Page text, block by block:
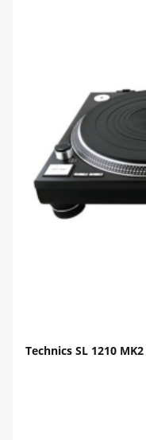
Technics SL 1210